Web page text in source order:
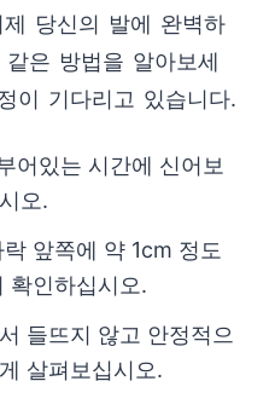
당신의 발에 완벽하
은 방법을 알아보세
이 기다리고 있습니다.
어있는 시간에 신어보
오.
앞쪽에 약 1cm 정도
확인하십시오.
들뜨지 않고 안정적으
살펴보십시오.